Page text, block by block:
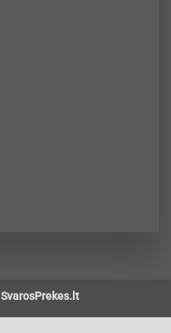
SvarosPrekes.lt